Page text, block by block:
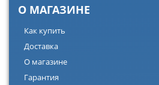
О МАГАЗИНЕ
Как купить
Доставка
О магазине
Гарантия